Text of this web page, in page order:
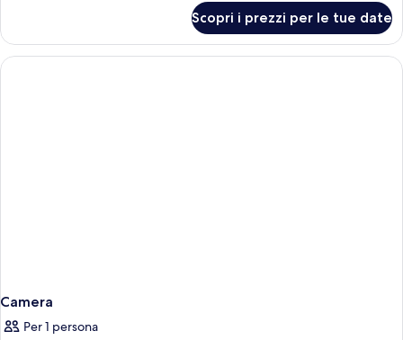
Executive
(Civico
4)
Scopri i prezzi per le tue date
Camera
Per 1 persona